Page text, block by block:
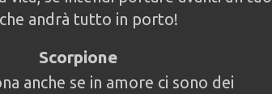
andrà tutto in porto!
Scorpione
anche se in amore ci sono dei